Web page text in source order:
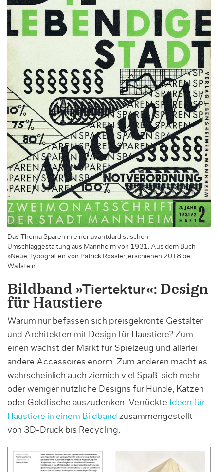
Das Thema Sparen in einer avantdardistischen
Umschlaggestaltung aus Mannheim von 1931. Aus dem Buch
»Neue Typografien von Patrick Rössler, erschienen 2018 bei
Wallstein
Bildband »Tiertektur«: Design
für Haustiere
Warum nur befassen sich preisgekrönte Gestalter
und Architekten mit Design für Haustiere? Zum
einen wächst der Markt für Spielzeug und allerlei
andere Accessoires enorm. Zum anderen macht es
wahrscheinlich auch ziemich viel Spaß, sich mehr
oder weniger nützliche Designs für Hunde, Katzen
oder Goldfische auszudenken. Verrückte
Ideen für
Haustiere in einem Bildband zusammengestellt –
von 3D-Druck bis Recycling.